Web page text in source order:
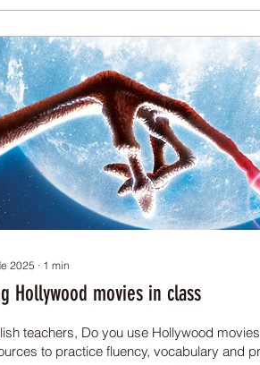
2025 ∙ 1 min
Hollywood movies in class
teachers, Do you use Hollywood
to practice fluency, vocabulary and